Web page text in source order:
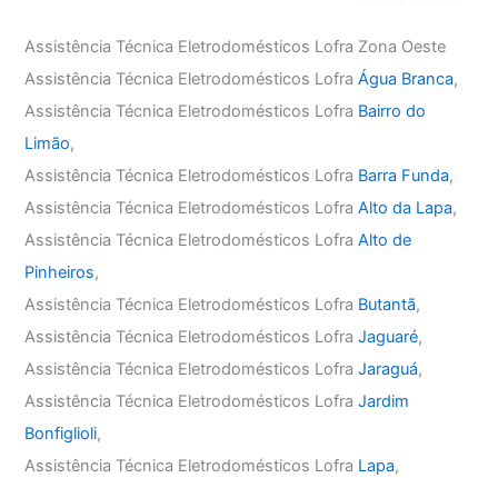
Assistência Técnica Eletrodomésticos Lofra Zona Oeste
Assistência Técnica Eletrodomésticos LofraÁgua Branca,
Assistência Técnica Eletrodomésticos Lofra Bairro do
Limão,
Assistência Técnica Eletrodomésticos Lofra Barra Funda,
Assistência Técnica Eletrodomésticos LofraAlto da Lapa,
Assistência Técnica Eletrodomésticos LofraAlto de
Pinheiros,
Assistência Técnica Eletrodomésticos Lofra Butantã,
Assistência Técnica Eletrodomésticos LofraJaguaré,
Assistência Técnica Eletrodomésticos LofraJaraguá,
Assistência Técnica Eletrodomésticos LofraJardim
Bonfiglioli,
Assistência Técnica Eletrodomésticos Lofra Lapa,